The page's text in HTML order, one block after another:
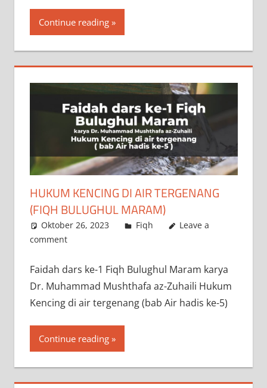
Continue reading
HUKUM KENCING DI AIR TERGENANG
(FIQH BULUGHUL MARAM)
Oktober 26, 2023 a.siddik
Fiqh
Leave a
comment
‌Faidah dars ke-1 Fiqh Bulughul Maram karya
Dr. Muhammad Mushthafa az-Zuhaili Hukum
Kencing di air tergenang (bab Air hadis ke-5)
Continue reading